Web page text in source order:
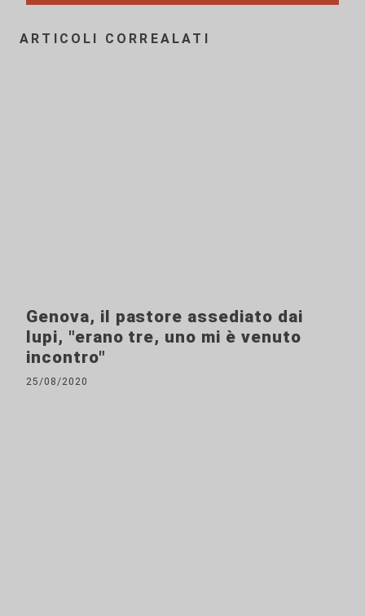
ARTICOLI CORREALATI
Genova, il pastore assediato dai
lupi, "erano tre, uno mi è venuto
incontro"
25/08/2020